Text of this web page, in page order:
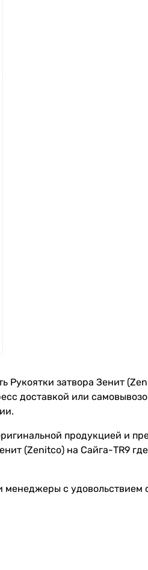
затвора Зенит
доставкой или
продукцией и
(Zenitco) на Сайга-TR9
с удовольствием